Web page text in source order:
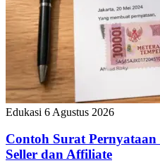
Edukasi 6 Agustus 2026
Contoh Surat Pernyataan
Seller dan Affiliate